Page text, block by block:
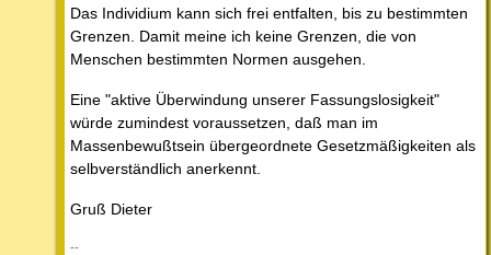
Das Individium kann sich frei entfalten, bis zu bestimmten
Grenzen. Damit meine ich keine Grenzen, die von
Menschen bestimmten Normen ausgehen.
Eine "aktive Überwindung unserer Fassungslosigkeit"
würde zumindest voraussetzen, daß man im
Massenbewußtsein übergeordnete Gesetzmäßigkeiten als
selbverständlich anerkennt.
Gruß Dieter
--